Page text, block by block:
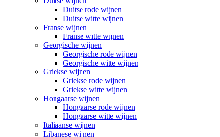
Duitse rode wijnen
Duitse witte wijnen
Franse wijnen
Franse witte wijnen
Georgische wijnen
Georgische rode wijnen
Georgische witte wijnen
Griekse wijnen
Griekse rode wijnen
Griekse witte wijnen
Hongaarse wijnen
Hongaarse rode wijnen
Hongaarse witte wijnen
Italiaanse wijnen
Libanese wijnen